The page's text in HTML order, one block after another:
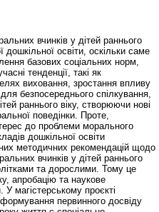
вчинків у дітей раннього
освіти, оскільки саме
базових соціальних норм,
тенденції, такі як
виховання, зростання впливу
безпосереднього спілкування,
раннього віку, створюючи нові
поведінки. Проте,
до проблеми морального
дошкільної освіти
методичних рекомендацій щодо
вчинків у дітей раннього
та дорослими. Тому це
апробацію та наукове
У магістерському проєкті
первинного досвіду